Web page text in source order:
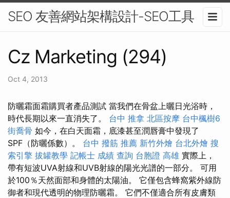
SEO 友善網站架構設計-SEO工具
Cz Marketing (294)
Oct 4, 2013
防曬霜面霜購買者產品測試 當我們在骨盆上曬日光浴時，
時代長期以來一直消失了。 台中 推拿 北區按摩 台中楓樹6
街喬骨 如今，在白天面霜，底漆甚至潤唇膏中發現了
SPF（防曬係數）。 台中 撥筋 推薦 新竹外燴 台北外燴 搜
索引擎 拔罐教學 記帳士 成績 查詢 台胞證 高雄 實際上，
帶有短波UVA射線和UVB射線的陽光光譜的一部分。 可用
於100％天然面部和身體的太陽油。 它僅包含蜂窩紫外線防
御者和現代透明的物理防曬霜。 它們不僅適合所有皮膚類